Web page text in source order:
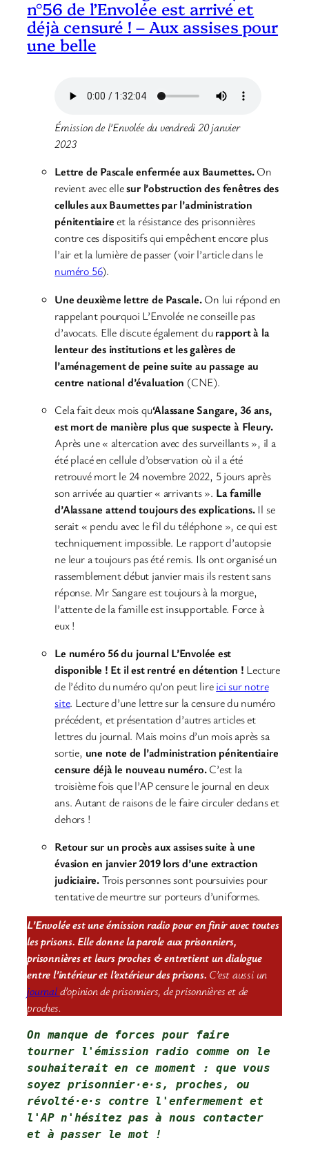
n°56 de l’Envolée est arrivé et
déjà censuré ! – Aux assises pour
une belle
Émission de l’Envolée du vendredi 20 janvier
2023
Lettre de Pascale enfermée aux Baumettes.On
revient avec ellesur l’obstruction des fenêtres des
cellules aux Baumettes par l’administration
pénitentiaireet la résistance des prisonnières
contre ces dispositifs qui empêchent encore plus
l’air et la lumière de passer (voir l’article dans le
numéro 56).
Une deuxième lettre de Pascale.On lui répond en
rappelant pourquoi L’Envolée ne conseille pas
d’avocats. Elle discute également durapport à la
lenteur des institutions et les galères de
l’aménagement de peine suite au passage au
centre national d’évaluation (CNE).
Cela fait deux mois qu‘Alassane Sangare, 36 ans,
est mort de manière plus que suspecte à Fleury.
Après une « altercation avec des surveillants », il a
été placé en cellule d’observation où il a été
retrouvé mort le 24 novembre 2022, 5 jours après
son arrivée au quartier « arrivants ». La famille
d’Alassane attend toujours des explications.Il se
serait « pendu avec le fil du téléphone », ce qui est
techniquement impossible. Le rapport d’autopsie
ne leur a toujours pas été remis. Ils ont organisé un
rassemblement début janvier mais ils restent sans
réponse. Mr Sangare est toujours à la morgue,
l’attente de la famille est insupportable. Force à
eux !
Le numéro 56 du journal L’Envolée est
disponible ! Et il est rentré en détention ! Lecture
de l’édito du numéro qu’on peut lireici sur notre
site. Lecture d’une lettre sur la censure du numéro
précédent, et présentation d’autres articles et
lettres du journal. Mais moins d’un mois après sa
sortie, une note de l’administration pénitentiaire
censure déjà le nouveau numéro.C’est la
troisième fois que l’AP censure le journal en deux
ans. Autant de raisons de le faire circuler dedans et
dehors !
Retour sur un procès aux assises suite à une
évasion en janvier 2019 lors d’une extraction
judiciaire.Trois personnes sont poursuivies pour
tentative de meurtre sur porteurs d’uniformes.
L’Envolée est une émission radio pour en finir avec toutes
les prisons. Elle donne la parole aux prisonniers,
prisonnières et leurs proches & entretient un dialogue
entre l’intérieur et l’extérieur des prisons. C’est aussi un
journald’opinion de prisonniers, de prisonnières et de
proches.
On manque de forces pour faire
tourner l'émission radio comme on le
souhaiterait en ce moment : que vous
soyez prisonnier·e·s, proches, ou
révolté·e·s contre l'enfermement et
l'AP n'hésitez pas à nous contacter
et à passer le mot !